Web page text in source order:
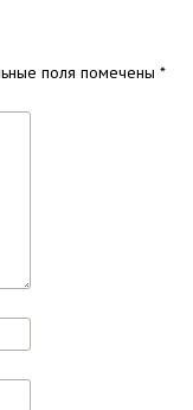
поля помечены *